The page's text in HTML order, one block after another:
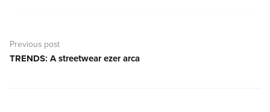
navigáció
Previous post
Previous
TRENDS: A streetwear ezer arca